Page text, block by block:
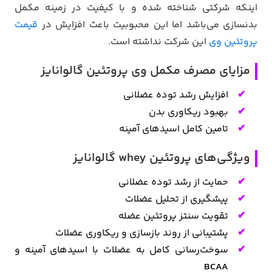
اینکه شرکتی شناخته شده و با کیفیت در زمینه مکمل
بدنسازی می‌باشد اما این محبوبیت باعث افزایش در قیمت
پروتئین وی این شرکت نداشته است.
مزایای مصرف مکمل وی پروتئین گالوانایز
افزایش رشد توده عضلانی
بهبود ریکاوری بدن
تامین کامل اسیدهای آمینه
ویژگی‌های پروتئین whey گالوانایز
حمایت از رشد توده عضلانی
پیشگیری از تحلیل عضلات
تقویت سنتز پروتئین عضله
پشتیبانی از روند بازسازی و ریکاوری عضلات
سوخت‌رسانی کامل به عضلات با اسیدهای آمینه و
BCAA